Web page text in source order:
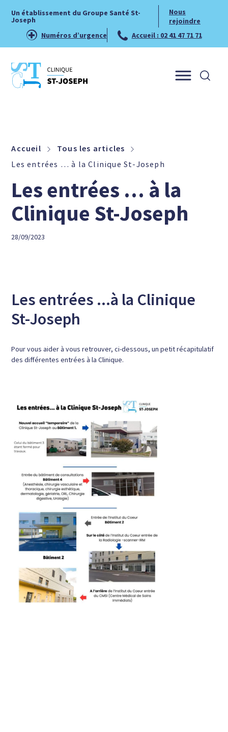
Un établissement du Groupe Santé St-
Joseph
Nous
rejoindre
Numéros d’urgence
Accueil : 02 41 47 71 71
Accueil
Tous les articles
Les entrées … à la Clinique St-Joseph
Les entrées … à la
Clinique St-Joseph
28/09/2023
Les entrées ...à la Clinique
St-Joseph
Pour vous aider à vous retrouver, ci-dessous, un petit récapitulatif
des différentes entrées à la Clinique.